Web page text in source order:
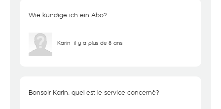
Wie kündige ich ein Abo?
Karin il y a plus de 8 ans
Bonsoir Karin, quel est le service concerné?